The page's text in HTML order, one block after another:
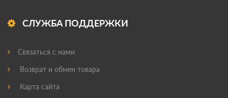
СЛУЖБА ПОДДЕРЖКИ
Связаться с нами
Возврат и обмен товара
Карта сайта